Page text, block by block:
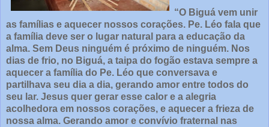
“O Biguá vem unir
as famílias e aquecer nossos corações. Pe. Léo fala que
a família deve ser o lugar natural para a educação da
alma. Sem Deus ninguém é próximo de ninguém. Nos
dias de frio, no Biguá, a taipa do fogão estava sempre a
aquecer a família do Pe. Léo que conversava e
partilhava seu dia a dia, gerando amor entre todos do
seu lar. Jesus quer gerar esse calor e a alegria
acolhedora em nossos corações, e aquecer a frieza de
nossa alma. Gerando amor e convívio fraternal nas